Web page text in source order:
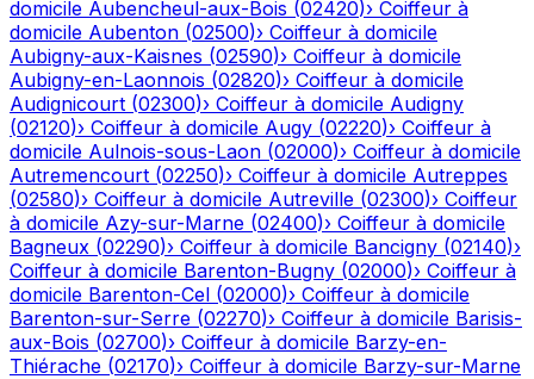
domicile Aubencheul-aux-Bois (02420)› Coiffeur à
domicile Aubenton (02500)› Coiffeur à domicile
Aubigny-aux-Kaisnes (02590)› Coiffeur à domicile
Aubigny-en-Laonnois (02820)› Coiffeur à domicile
Audignicourt (02300)› Coiffeur à domicile Audigny
(02120)› Coiffeur à domicile Augy (02220)› Coiffeur à
domicile Aulnois-sous-Laon (02000)› Coiffeur à domicile
Autremencourt (02250)› Coiffeur à domicile Autreppes
(02580)› Coiffeur à domicile Autreville (02300)› Coiffeur
à domicile Azy-sur-Marne (02400)› Coiffeur à domicile
Bagneux (02290)› Coiffeur à domicile Bancigny (02140)›
Coiffeur à domicile Barenton-Bugny (02000)› Coiffeur à
domicile Barenton-Cel (02000)› Coiffeur à domicile
Barenton-sur-Serre (02270)› Coiffeur à domicile Barisis-
aux-Bois (02700)› Coiffeur à domicile Barzy-en-
Thiérache (02170)› Coiffeur à domicile Barzy-sur-Marne